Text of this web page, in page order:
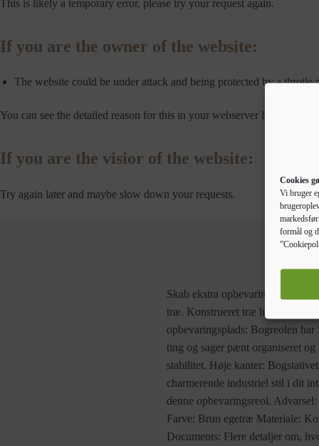
Cookies
Vi bruger
formål og
This is likely a temporary error, please try your request again.
If you are the owner of the website:
The website could be under attack and being protected by a throtle
You can see the detailed reason for this in your webserver logs.
If you are the visior of the website:
Try again later and maybe slow down your requests.
Skab ekstra opbevaringsplads i
træ. Konstrueret træ har en
opbevaringsplads: Bogreolen
ting og sager pænt organiseret
stabilitet. Høje kanter:
charmerende industriel stil i dit
denne opbevaringsreol.
Farve: Brun egetræ Materiale:
Documents: Flere detaljer om,